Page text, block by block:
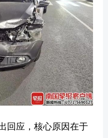
回应，核心原因在于